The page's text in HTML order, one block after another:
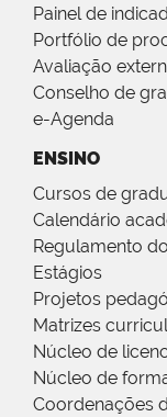
Painel de
Portfólio de
Avaliação
Conselho de
e-Agenda
ENSINO
Cursos de
Calendário
Regulamento
Estágios
Projetos
Matrizes
Núcleo de
Núcleo de
Coordenações